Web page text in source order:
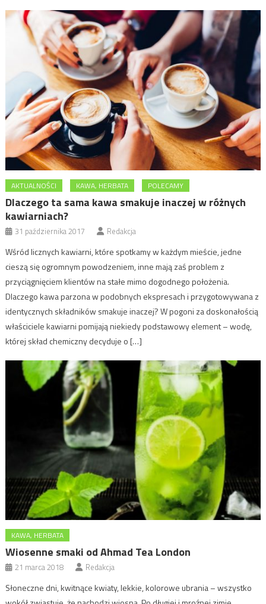
AKTUALNOŚCI KAWA, HERBATA POLECAMY
Dlaczego ta sama kawa smakuje inaczej w różnych
kawiarniach?
31 października 2017 Redakcja
Wśród licznych kawiarni, które spotkamy w każdym mieście, jedne
cieszą się ogromnym powodzeniem, inne mają zaś problem z
przyciągnięciem klientów na stałe mimo dogodnego położenia.
Dlaczego kawa parzona w podobnych ekspresach i przygotowywana z
identycznych składników smakuje inaczej? W pogoni za doskonałością
właściciele kawiarni pomijają niekiedy podstawowy element – wodę,
której skład chemiczny decyduje o […]
KAWA, HERBATA
Wiosenne smaki od Ahmad Tea London
21 marca 2018 Redakcja
Słoneczne dni, kwitnące kwiaty, lekkie, kolorowe ubrania – wszystko